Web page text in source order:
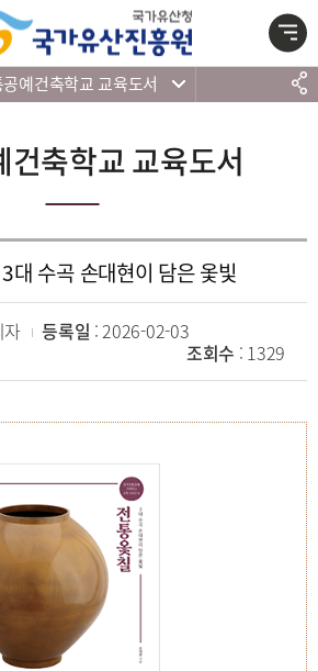
본문 바로가기
주메뉴 바로가기
하단 바로가기
예건축학교 교육도서
건축학교 교육도서
대 수곡 손대현이 담은 옻빛
자 등록일 : 2026-02-03
조회수 : 1329